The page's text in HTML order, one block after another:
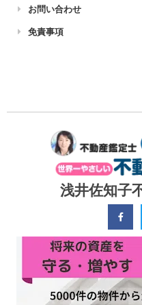
浅井佐知子
お問い合わせ
免責事項